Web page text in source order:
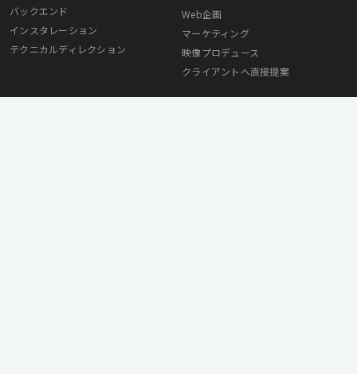
バックエンド
インスタレーション
テクニカルディレクション
Web企画
マーケティング
映像プロデュース
クライアントへ直接提案